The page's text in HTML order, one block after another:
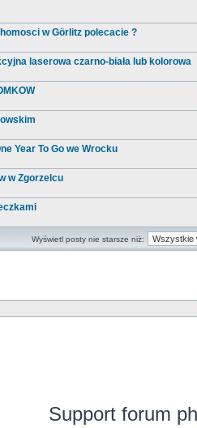
w Görlitz polecacie ?
laserowa czarno-biała lub kolorowa
Year To Go we Wrocku
w Zgorzelcu
Wyświetl posty nie starsze niż:
Support forum